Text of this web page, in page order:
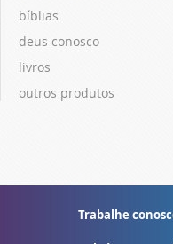
bíblias
deus conosco
livros
outros produtos
Trabalhe